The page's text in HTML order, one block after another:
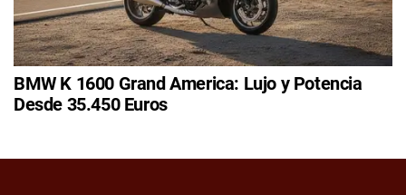
BMW K 1600 Grand America: Lujo y Potencia
Desde 35.450 Euros